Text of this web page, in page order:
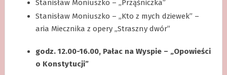
Stanisław Moniuszko – „Prząśniczka”
Stanisław Moniuszko – „Kto z mych dziewek” –
aria Miecznika z opery „Straszny dwór”
godz. 12.00-16.00, Pałac na Wyspie – „Opowieści
o Konstytucji”